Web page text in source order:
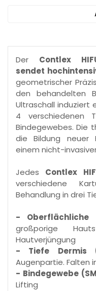
Der Contlex
sendet
geometrischer
den behandelten
Ultraschall induziert
4 verschiedenen
Bindegewebes. Die
die Bildung neuer
einem nicht-
Jedes Contlex
verschiedene
Behandlung in drei
- Oberflächliche
großporige
Hautverjüngung
- Tiefe Dermis
Augenpartie. Falten
- Bindegewebe
Lifting